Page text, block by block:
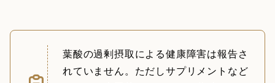
葉酸の過剰摂取による健康障害は報告さ
れていません。ただしサプリメントなど